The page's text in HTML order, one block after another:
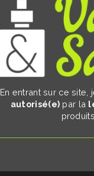
En entrant sur ce site,
autorisé(e) par la